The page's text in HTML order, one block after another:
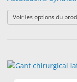
Voir les options du